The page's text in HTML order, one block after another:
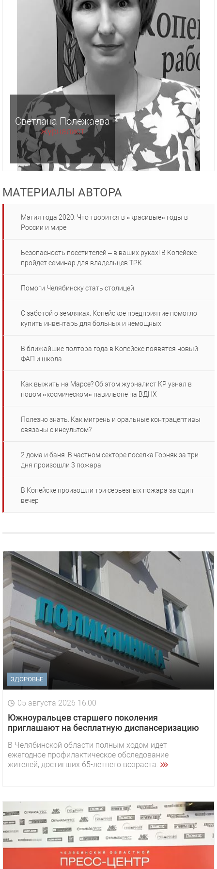
Светлана Полежаева
журналист
МАТЕРИАЛЫ АВТОРА
Магия года 2020. Что творится в «красивые» годы в
России и мире
Безопасность посетителей – в ваших руках! В Копейске
пройдет семинар для владельцев ТРК
Помоги Челябинску стать столицей
С заботой о земляках. Копейское предприятие помогло
купить инвентарь для больных и немощных
В ближайшие полтора года в Копейске появятся новый
ФАП и школа
Как выжить на Марсе? Об этом журналист КР узнал в
новом «космическом» павильоне на ВДНХ
Полезно знать. Как мигрень и оральные контрацептивы
связаны с инсультом?
2 дома и баня. В частном секторе поселка Горняк за три
дня произошли 3 пожара
В Копейске произошли три серьезных пожара за один
вечер
ЗДОРОВЬЕ
05 августа 2026 16:00
Южноуральцев старшего поколения
приглашают на бесплатную диспансеризацию
В Челябинской области полным ходом идет
ежегодное профилактическое обследование
жителей, достигших 65-летнего возраста.